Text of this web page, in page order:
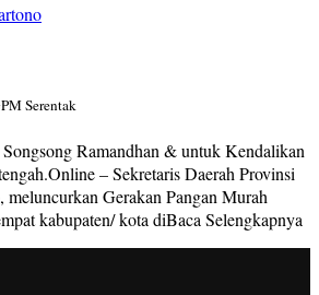
Serentak
Ramandhan & untuk Kendalikan
– Sekretaris Daerah Provinsi
meluncurkan Gerakan Pangan Murah
kabupaten/ kota diBaca Selengkapnya